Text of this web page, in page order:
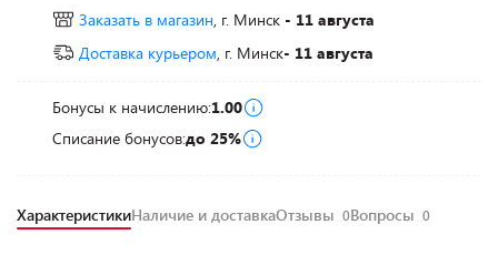
Заказать в магазин, г. Минск - 11 августа
Доставка курьером, г. Минск- 11 августа
Бонусы к начислению:1.00
Списание бонусов:до 25%
ХарактеристикиНаличие и доставкаОтзывы 0Вопросы 0